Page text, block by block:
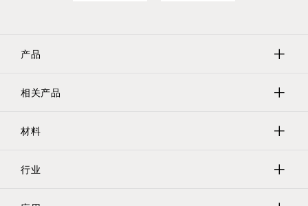
产品
保护帽
保护塞
相关产品
Evergreen实验室器具
Tri-Star螺纹保护器
材料
聚乙烯
乙烯基
行业